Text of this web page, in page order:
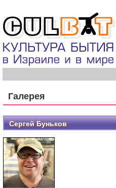
Галерея
Сергей Буньков